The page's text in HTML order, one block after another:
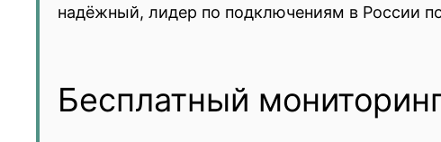
надёжный, лидер по подключениям в России
Бесплатный